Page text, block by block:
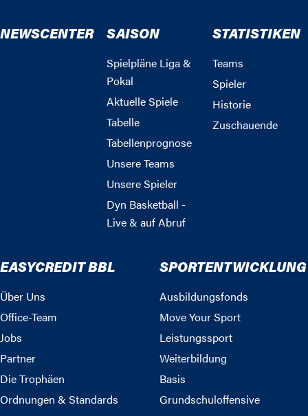
NEWSCENTER SAISON
Spielpläne Liga &
Pokal
Aktuelle Spiele
Tabelle
Tabellenprognose
Unsere Teams
Unsere Spieler
Dyn Basketball -
Live & auf Abruf
STATISTIKEN
Teams
Spieler
Historie
Zuschauende
EASYCREDIT BBL
Über Uns
Office-Team
Jobs
Partner
Die Trophäen
Ordnungen & Standards
SPORTENTWICKLUNG
Ausbildungsfonds
Move Your Sport
Leistungssport
Weiterbildung
Basis
Grundschuloffensive